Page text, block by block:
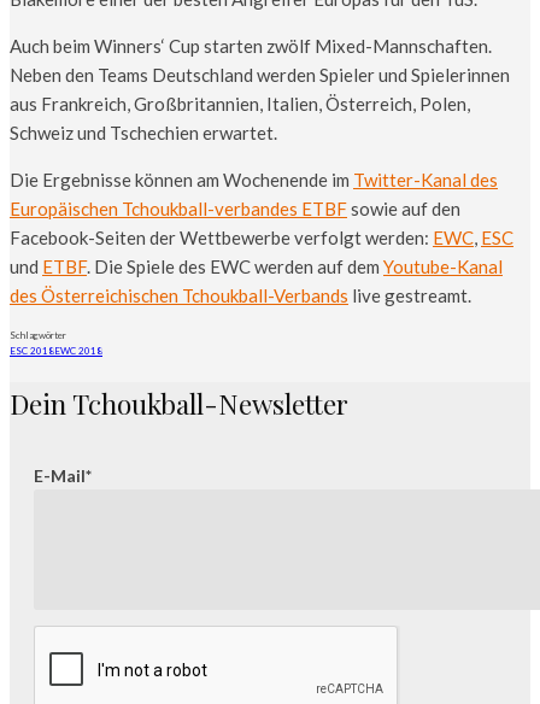
Auch beim Winners‘ Cup starten zwölf Mixed-Mannschaften.
Neben den Teams Deutschland werden Spieler und Spielerinnen
aus Frankreich, Großbritannien, Italien, Österreich, Polen,
Schweiz und Tschechien erwartet.
Die Ergebnisse können am Wochenende im Twitter-Kanal des
Europäischen Tchoukball-verbandes ETBFsowie auf den
Facebook-Seiten der Wettbewerbe verfolgt werden: EWC, ESC
und ETBF. Die Spiele des EWC werden auf dem Youtube-Kanal
des Österreichischen Tchoukball-Verbands live gestreamt.
Schlagwörter
ESC 2018EWC 2018
Dein Tchoukball-Newsletter
E-Mail*